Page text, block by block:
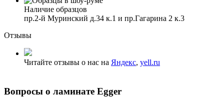
Наличие образцов
пр.2-й Муринский д.34 к.1 и пр.Гагарина 2 к.3
Отзывы
Читайте отзывы о нас на Яндекс, yell.ru
Вопросы о ламинате Egger